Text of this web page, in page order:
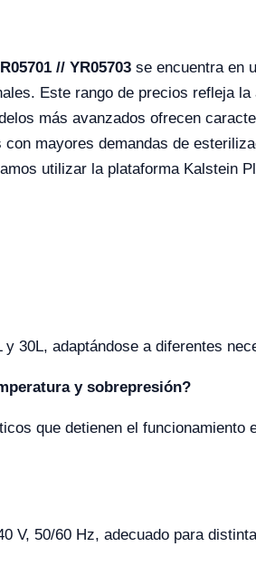
// YR05703 se encuentra en
Este rango de precios refleja
más avanzados ofrecen
mayores demandas de
utilizar la plataforma Kalstein
30L, adaptándose a diferentes
y sobrepresión?
que detienen el funcionamiento
V, 50/60 Hz, adecuado para